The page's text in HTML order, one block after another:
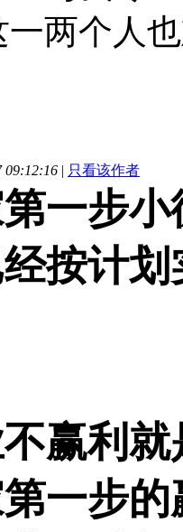
一两个人
09:12:16 | 只看该作者
一步
按计
赢利
一步